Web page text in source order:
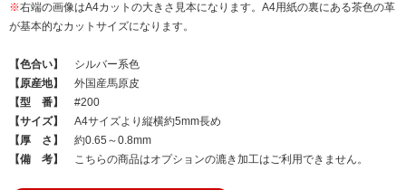
※右端の画像はA4カットの大きさ見本になります。A4用紙の裏にある茶色の革
が基本的なカットサイズになります。
【色合い】
シルバー系色
【原産地】
外国産馬原皮
【型 番】
#200
【サイズ】
A4サイズより縦横約5mm長め
【厚 さ】
約0.65～0.8mm
【備 考】
こちらの商品はオプションの漉き加工はご利用できません。